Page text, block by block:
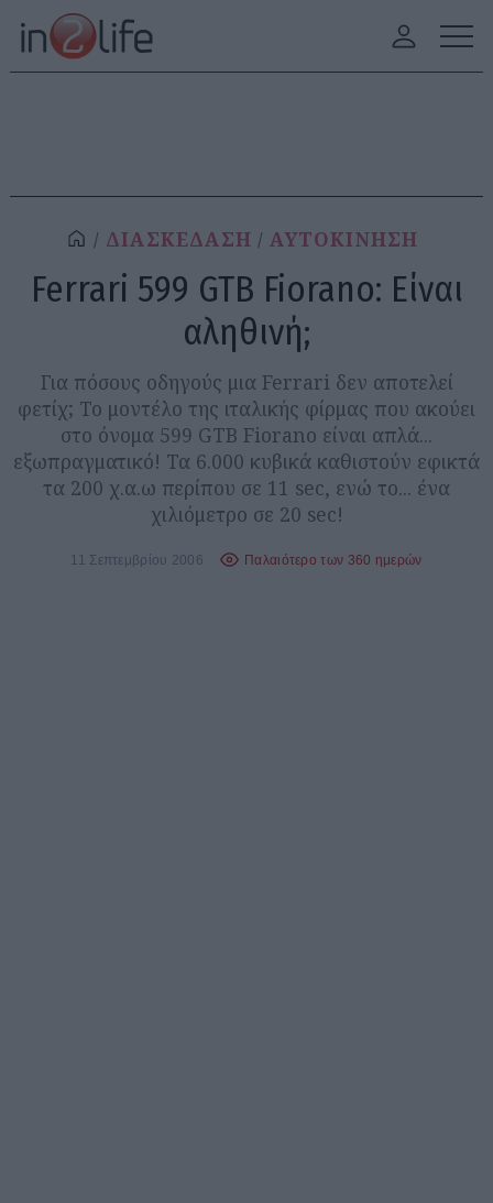
ΔΙΑΣΚΕΔΑΣΗ ΑΥΤΟΚΙΝΗΣΗ
Ferrari 599 GTB Fiorano: Είναι
αληθινή;
Για πόσους οδηγούς μια Ferrari δεν αποτελεί
φετίχ; Το μοντέλο της ιταλικής φίρμας που ακούει
στο όνομα 599 GTB Fiorano είναι απλά...
εξωπραγματικό! Τα 6.000 κυβικά καθιστούν εφικτά
τα 200 χ.α.ω περίπου σε 11 sec, ενώ το... ένα
χιλιόμετρο σε 20 sec!
11 Σεπτεμβρίου 2006 Παλαιότερο των 360 ημερών